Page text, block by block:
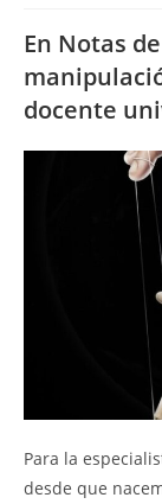
En Notas
docente
Para la
desde que